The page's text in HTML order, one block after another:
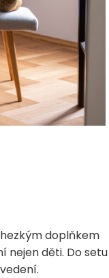
doplňkem
nejen děti. Do setu